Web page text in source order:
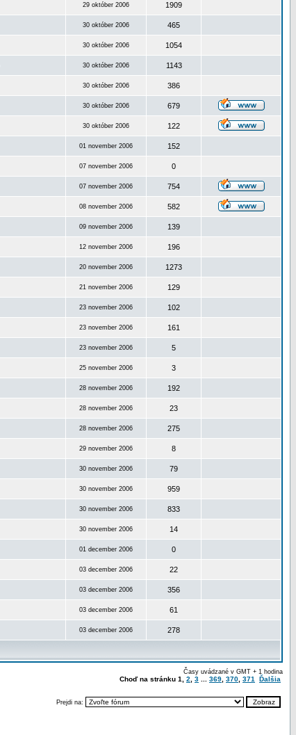
29 október 2006 1909
30 október 2006 465
30 október 2006 1054
30 október 2006 1143
30 október 2006 386
30 október 2006 679
30 október 2006 122
01 november 2006 152
07 november 2006 0
07 november 2006 754
08 november 2006 582
09 november 2006 139
12 november 2006 196
20 november 2006 1273
21 november 2006 129
23 november 2006 102
23 november 2006 161
23 november 2006 5
25 november 2006 3
28 november 2006 192
28 november 2006 23
28 november 2006 275
29 november 2006 8
30 november 2006 79
30 november 2006 959
30 november 2006 833
30 november 2006 14
01 december 2006 0
03 december 2006 22
03 december 2006 356
03 december 2006 61
03 december 2006 278
Časy uvádzané v GMT + 1 hodina
Choď na stránku 1 2 3 369 370 371 Ďalšia
Prejdi na: